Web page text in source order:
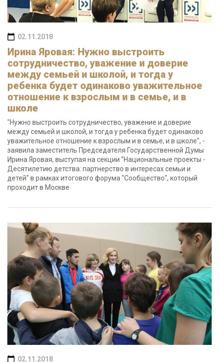
02.11.2018
Ирина Яровая: Нужно выстроить
сотрудничество, уважение и доверие
между семьей и школой, и тогда у
ребенка будет одинаково уважительное
отношение к взрослым и в семье, и в
школе
"Нужно выстроить сотрудничество, уважение и доверие
между семьей и школой, и тогда у ребенка будет одинаково
уважительное отношение к взрослым и в семье, и в школе", -
заявила заместитель Председателя Государственной Думы
Ирина Яровая, выступая на секции "Национальные проекты -
Десятилетию детства: партнерство в интересах семьи и
детей" в рамках итогового форума "Сообщество", который
проходит в Москве
02.11.2018